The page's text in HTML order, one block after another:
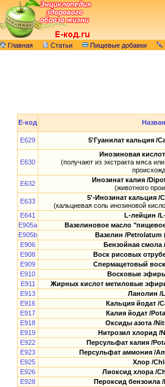
Главная Статьи Пищевые добавки
E-код
E629 5'Гуанилат кальция /
E630
Инозиновая
(получают из экстракта мяса
E632
Инозинат калия /
(животного
E633
5'-Инозинат кальция /
(кальциевая соль инозиновой
E641
L-лейцин /
E905a
Вазелиновое масло
E905b
Вазелин /Petrolatum
E906
Бензойная смола
E908
Воск рисовых
E909
Спермацетовый
E910
Восковые
E911
Жирных кислот метиловые
E913
Ланолин /
E916
Кальция йодат /
E917
Калия йодат /
E918
Оксиды азота /
E919
Нитрозил хлорид /
E922
Персульфат калия /
E923
Персульфат аммония /
E925
Хлор /
E926
Лиоксид хлора /
E928
Пероксид бензоила